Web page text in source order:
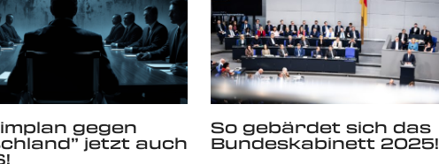
gegen
jetzt auch
So gebärdet sich das
Bundeskabinett 2025!